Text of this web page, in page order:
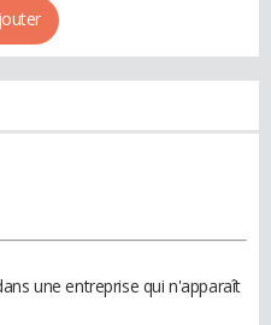
une entreprise qui n'apparaît